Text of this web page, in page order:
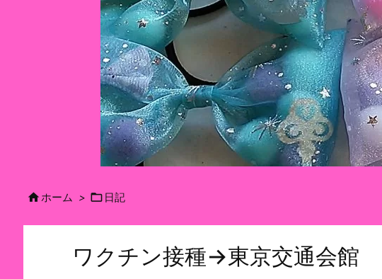
ホーム >  日記
ワクチン接種→東京交通会館